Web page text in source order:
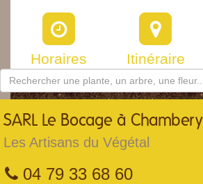
Horaires Itinéraire
SARL Le Bocage à Chambery
Les Artisans du Végétal
04 79 33 68 60